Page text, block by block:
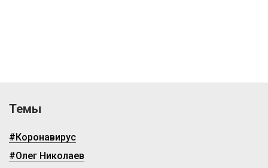
Темы
#Коронавирус
#Олег Николаев